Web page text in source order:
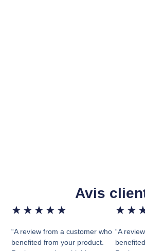
Avis
★ ★ ★ ★ ★
“A review from a customer who
benefited from your product.
★ ★
“A